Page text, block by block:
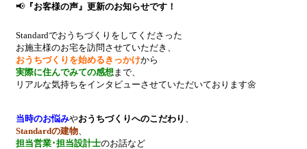
📢『お客様の声』更新のお知らせです！
Standardでおうちづくりをしてくださった
お施主様のお宅を訪問させていただき、
おうちづくりを始めるきっかけから
実際に住んでみての感想 まで、
リアルな気持ちをインタビューさせていただいております🌼
当時のお悩みやおうちづくりへのこだわり
Standardの建物
担当営業･担当設計士のお話など